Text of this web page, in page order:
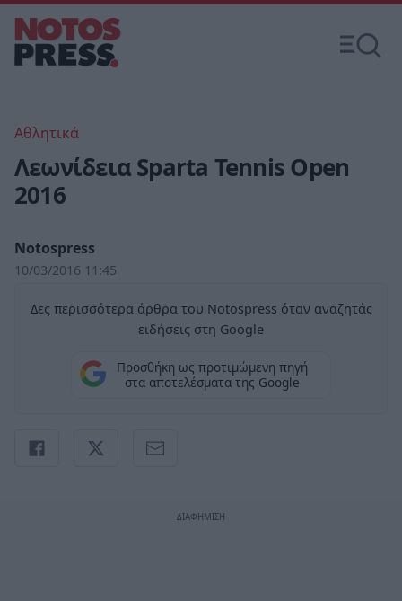
Αθλητικά
Λεωνίδεια Sparta Tennis Open
2016
Notospress
10/03/2016 11:45
Δες περισσότερα άρθρα του Notospress όταν αναζητάς
ειδήσεις στη Google
Προσθήκη ως προτιμώμενη πηγή
στα αποτελέσματα της Google